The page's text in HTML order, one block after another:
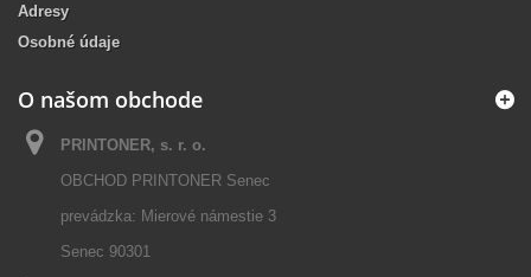
Adresy
Osobné údaje
O našom obchode
PRINTONER, s. r. o.
OBCHOD PRINTONER Senec
prevádzka: Mierové námestie 3
Senec 90301